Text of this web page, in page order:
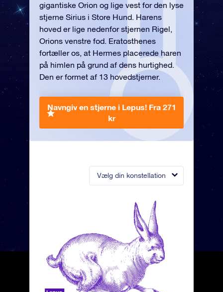
Vælg din konstellation
gigantiske Orion og lige vest for den lyse
stjerne Sirius i Store Hund. Harens
hoved er lige nedenfor stjernen Rigel,
Orions venstre fod. Eratosthenes
fortæller os, at Hermes placerede haren
på himlen på grund af dens hurtighed.
Den er formet af 13 hovedstjerner.
Navngiv en stjerne i Lepus! Fra 271
kr